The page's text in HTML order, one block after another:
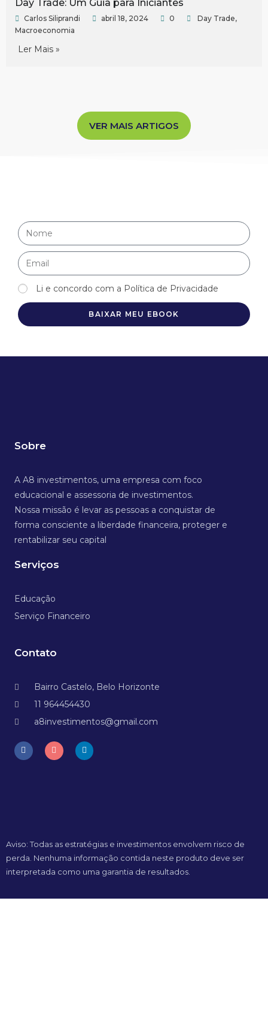
Day Trade: Um Guia para Iniciantes
Carlos Siliprandi abril 18, 2024 0 Day Trade,
Macroeconomia
Ler Mais »
VER MAIS ARTIGOS
Li e concordo com a Política de Privacidade
BAIXAR MEU EBOOK
Sobre
A A8 investimentos, uma empresa com foco
educacional e assessoria de investimentos.
Nossa missão é levar as pessoas a conquistar de
forma consciente a liberdade financeira, proteger e
rentabilizar seu capital
Serviços
Educação
Serviço Financeiro
Contato
Bairro Castelo, Belo Horizonte
11 964454430
a8investimentos@gmail.com
Aviso: Todas as estratégias e investimentos envolvem risco de
perda. Nenhuma informação contida neste produto deve ser
interpretada como uma garantia de resultados.